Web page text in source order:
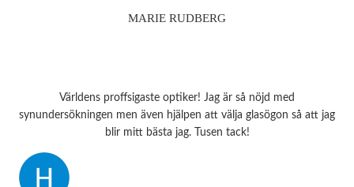
MARIE RUDBERG
Världens proffsigaste optiker! Jag är så nöjd med
synundersökningen men även hjälpen att välja glasögon så att jag
blir mitt bästa jag. Tusen tack!